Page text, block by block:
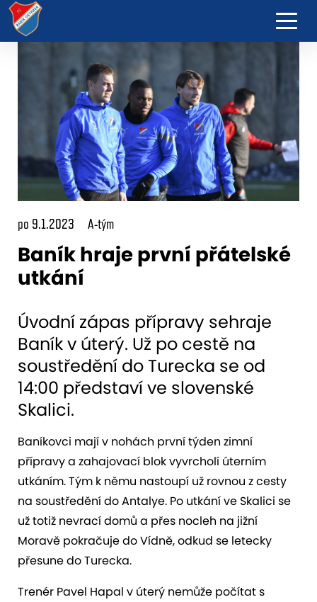
po 9.1.2023 A-tým
Baník hraje první přátelské
utkání
Úvodní zápas přípravy sehraje
Baník v úterý. Už po cestě na
soustředění do Turecka se od
14:00 představí ve slovenské
Skalici.
Baníkovci mají v nohách první týden zimní
přípravy a zahajovací blok vyvrcholí úterním
utkáním. Tým k němu nastoupí už rovnou z cesty
na soustředění do Antalye. Po utkání ve Skalici se
už totiž nevrací domů a přes nocleh na jižní
Moravě pokračuje do Vídně, odkud se letecky
přesune do Turecka.
Trenér Pavel Hapal v úterý nemůže počítat s